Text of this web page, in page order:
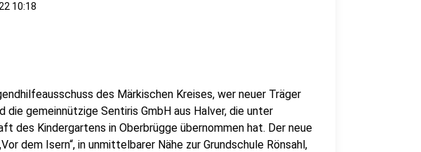
10:18
des Märkischen Kreises, wer neuer Träger
die gemeinnützige Sentiris GmbH aus Halver, die unter
des Kindergartens in Oberbrügge übernommen hat. Der neue
dem Isern“, in unmittelbarer Nähe zur Grundschule Rönsahl,